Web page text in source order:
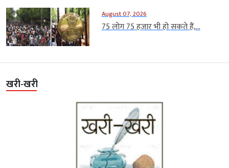
August 07, 2026
75 लोग 75 हजार भी हो सकते हैं,...
खरी-खरी